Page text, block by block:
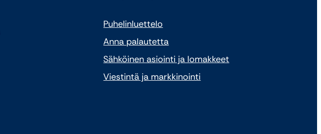
Puhelinluettelo
Anna palautetta
Sähköinen asiointi ja lomakkeet
Viestintä ja markkinointi